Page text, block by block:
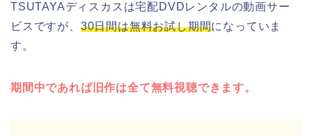
TSUTAYAディスカスは宅配DVDレンタルの動画サー
ビスですが、 30日間は無料お試し期間になっていま
す。
期間中であれば旧作は全て無料視聴できます。